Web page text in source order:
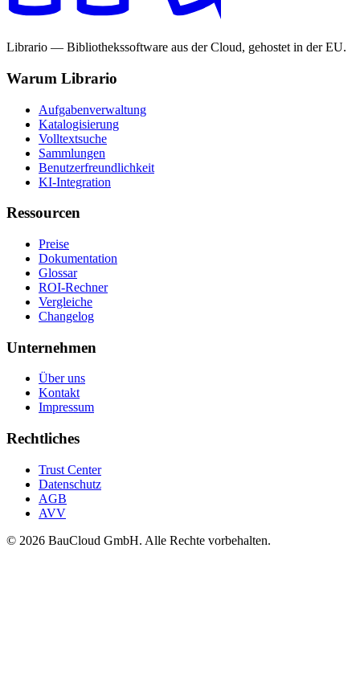
Librario — Bibliothekssoftware aus der Cloud, gehostet in der EU.
Warum Librario
Aufgabenverwaltung
Katalogisierung
Volltextsuche
Sammlungen
Benutzerfreundlichkeit
KI-Integration
Ressourcen
Preise
Dokumentation
Glossar
ROI-Rechner
Vergleiche
Changelog
Unternehmen
Über uns
Kontakt
Impressum
Rechtliches
Trust Center
Datenschutz
AGB
AVV
© 2026 BauCloud GmbH. Alle Rechte vorbehalten.